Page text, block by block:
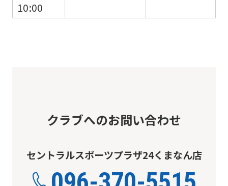
10:00
クラブへのお問い合わせ
セントラルスポーツプラザ24くまなん店